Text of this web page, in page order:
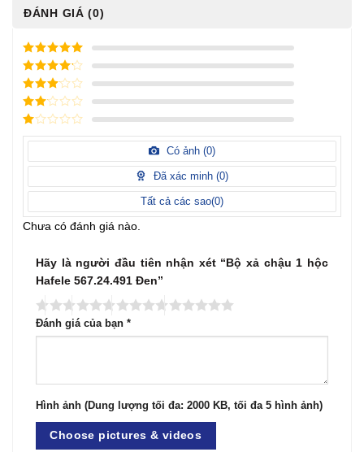
ĐÁNH GIÁ (0)
5/ 5 điểm
4/ 5
điểm
3/ 5
điểm
2/
điểm
1
điểm
Có ảnh (0)
Đã xác minh (0)
Tất cả các sao(0)
Chưa có đánh giá nào.
Hãy là người đầu tiên nhận xét “Bộ xả chậu 1 hộc
Hafele 567.24.491 Đen”
Đánh giá của bạn *
Hình ảnh (Dung lượng tối đa: 2000 KB, tối đa 5 hình ảnh)
Choose pictures & videos